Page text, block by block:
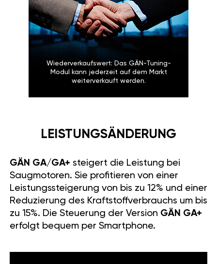
Wiederverkaufswert: Das GÄN-Tuning-
Modul kann jederzeit auf dem Markt
weiterverkauft werden.
LEISTUNGSÄNDERUNG
GÄN GA/GA+ steigert die Leistung bei
Saugmotoren. Sie profitieren von einer
Leistungssteigerung von bis zu 12% und einer
Reduzierung des Kraftstoffverbrauchs um bis
zu 15%. Die Steuerung der Version GÄN GA+
erfolgt bequem per Smartphone.